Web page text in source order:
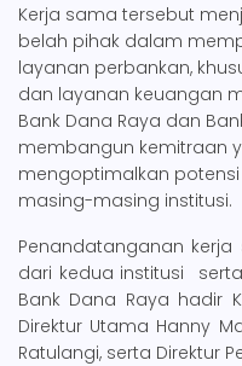
Kerja sama tersebut
belah pihak dalam
layanan perbankan,
dan layanan keuangan
Bank Dana Raya dan
membangun kemitraan
mengoptimalkan
masing-masing institusi.
Penandatanganan
dari kedua institusi
Bank Dana Raya hadir
Direktur Utama Hanny
Ratulangi, serta Direktur